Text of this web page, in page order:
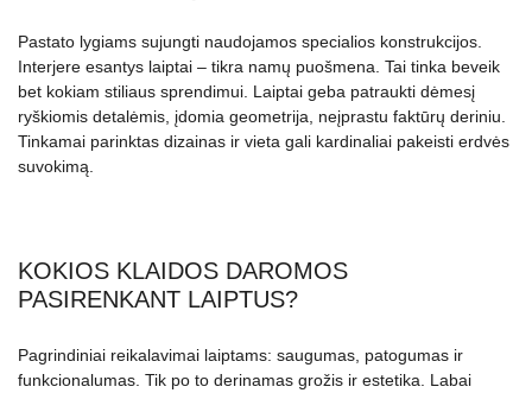
Pastato lygiams sujungti naudojamos specialios konstrukcijos.
Interjere esantys laiptai – tikra namų puošmena. Tai tinka beveik
bet kokiam stiliaus sprendimui. Laiptai geba patraukti dėmesį
ryškiomis detalėmis, įdomia geometrija, neįprastu faktūrų deriniu.
Tinkamai parinktas dizainas ir vieta gali kardinaliai pakeisti erdvės
suvokimą.
KOKIOS KLAIDOS DAROMOS
PASIRENKANT LAIPTUS?
Pagrindiniai reikalavimai laiptams: saugumas, patogumas ir
funkcionalumas. Tik po to derinamas grožis ir estetika. Labai